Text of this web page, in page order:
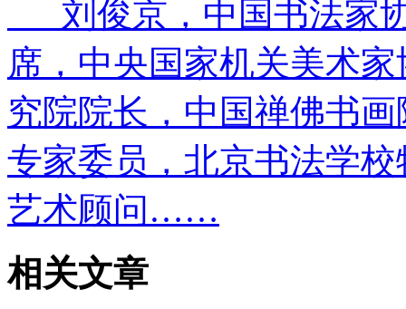
刘俊京，中国书法家
席，中央国家机关美术
究院院长，中国禅佛书
专家委员，北京书法学
艺术顾问……
相关文章